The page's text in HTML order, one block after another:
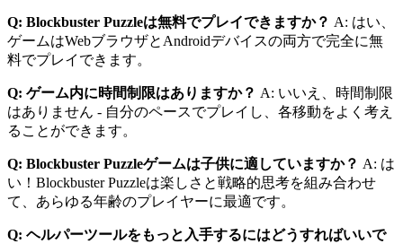
Q: Blockbuster Puzzleは無料でプレイできますか？ A: はい、
ゲームはWebブラウザとAndroidデバイスの両方で完全に無
料でプレイできます。
Q: ゲーム内に時間制限はありますか？ A: いいえ、時間制限
はありません - 自分のペースでプレイし、各移動をよく考え
ることができます。
Q: Blockbuster Puzzleゲームは子供に適していますか？ A: は
い！Blockbuster Puzzleは楽しさと戦略的思考を組み合わせ
て、あらゆる年齢のプレイヤーに最適です。
Q: ヘルパーツールをもっと入手するにはどうすればいいで